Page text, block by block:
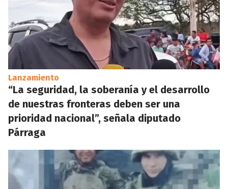
Lanzamiento
“La seguridad, la soberanía y el desarrollo
de nuestras fronteras deben ser una
prioridad nacional”, señala diputado
Párraga